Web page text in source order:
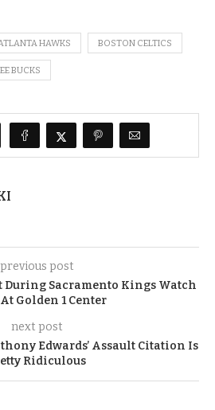
HAWKS BOSTON CELTICS
BUCKS
previous post
During Sacramento Kings Watch
Golden 1 Center
next post
Edwards’ Assault Citation Is
Ridiculous